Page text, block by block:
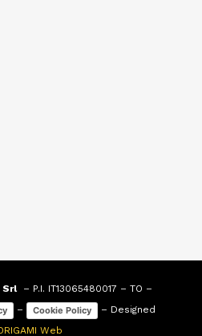
Srl– P.I. IT13065480017 – TO –
– Cookie Policy
– Designed
Web